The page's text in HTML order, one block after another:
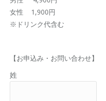
女性 1,900円
※ドリンク代含む
【お申込み・お問い合わせ】
姓